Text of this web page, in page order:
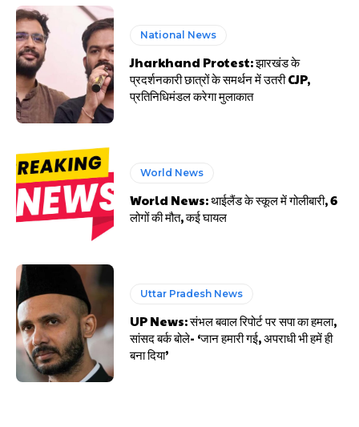
National News
Jharkhand Protest: झारखंड के
प्रदर्शनकारी छात्रों के समर्थन में उतरी CJP,
प्रतिनिधिमंडल करेगा मुलाकात
World News
World News: थाईलैंड के स्कूल में गोलीबारी, 6
लोगों की मौत, कई घायल
Uttar Pradesh News
UP News: संभल बवाल रिपोर्ट पर सपा का हमला,
सांसद बर्क बोले- ‘जान हमारी गई, अपराधी भी हमें ही
बना दिया’